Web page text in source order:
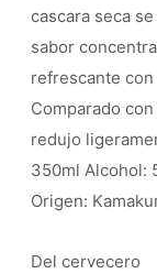
cascara seca
sabor
refrescante
Comparado
redujo
350ml Alcohol:
Origen:
Del cervecero